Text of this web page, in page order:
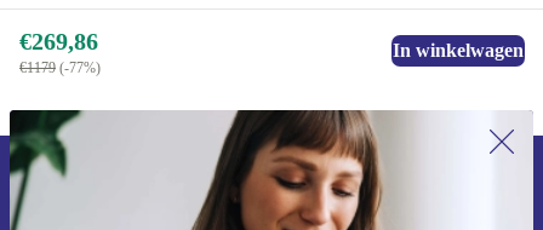
€269,86
€1179 (-77%)
In winkelwagen
Meld je aan voor onze nieuwsbrief en
ontvang €15 korting!